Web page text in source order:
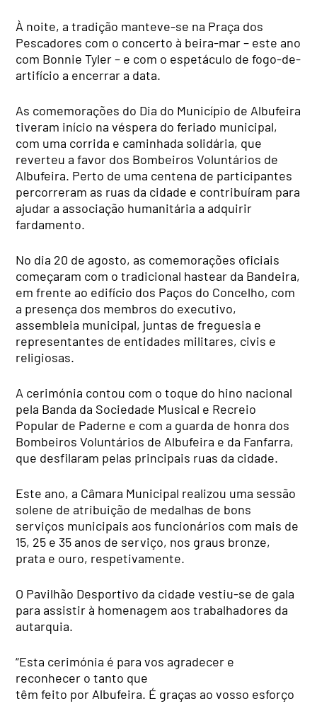
À noite, a tradição manteve-se na Praça dos
Pescadores com o concerto à beira-mar – este ano
com Bonnie Tyler – e com o espetáculo de fogo-de-
artifício a encerrar a data.
As comemorações do Dia do Município de Albufeira
tiveram início na véspera do feriado municipal,
com uma corrida e caminhada solidária, que
reverteu a favor dos Bombeiros Voluntários de
Albufeira. Perto de uma centena de participantes
percorreram as ruas da cidade e contribuíram para
ajudar a associação humanitária a adquirir
fardamento.
No dia 20 de agosto, as comemorações oficiais
começaram com o tradicional hastear da Bandeira,
em frente ao edifício dos Paços do Concelho, com
a presença dos membros do executivo,
assembleia municipal, juntas de freguesia e
representantes de entidades militares, civis e
religiosas.
A cerimónia contou com o toque do hino nacional
pela Banda da Sociedade Musical e Recreio
Popular de Paderne e com a guarda de honra dos
Bombeiros Voluntários de Albufeira e da Fanfarra,
que desfilaram pelas principais ruas da cidade.
Este ano, a Câmara Municipal realizou uma sessão
solene de atribuição de medalhas de bons
serviços municipais aos funcionários com mais de
15, 25 e 35 anos de serviço, nos graus bronze,
prata e ouro, respetivamente.
O Pavilhão Desportivo da cidade vestiu-se de gala
para assistir à homenagem aos trabalhadores da
autarquia.
“Esta cerimónia é para vos agradecer e
reconhecer o tanto que
têm feito por Albufeira. É graças ao vosso esforço